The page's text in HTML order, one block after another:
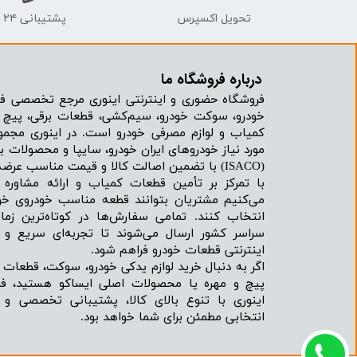
فروشگاه حضوری و اینترنتی اینوری مرجع تخصصی
خودرو، سوکت خودرو، سیم‌کشی، قطعات برقی، پیچ
کمیاب و لوازم مصرفی خودرو است. در اینوری
مورد نیاز خودروهای ایران خودرو، سایپا و محصولات
(ISACO) با تضمین اصالت کالا و قیمت مناسب عرضه می‌شود.
با تمرکز بر تأمین قطعات کمیاب و ارائه
می‌کنیم مشتریان بتوانند قطعه مناسب خودروی
انتخاب کنند. تمامی سفارش‌ها در کوتاه‌ترین
سراسر کشور ارسال می‌شوند تا تجربه‌ای سریع
اینترنتی قطعات خودرو فراهم شود.
اگر به دنبال خرید لوازم یدکی خودرو، سوکت،
پیچ و مهره یا محصولات اصلی ایساکو هستید،
اینوری با تنوع بالای کالا، پشتیبانی تخصصی
انتخابی مطمئن برای شما خواهد بود.
درباره فروشگاه ما​​​​​​​
تحویل اکسپرس پشتیبانی ۲۴ ساعته